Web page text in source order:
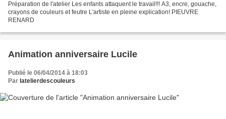
Préparation de l'atelier Les enfants attaquent le travail!!! A3, encre, gouache,
crayons de couleurs et feutre L'artiste en pleine explication! PIEUVRE
RENARD
Animation anniversaire Lucile
Publié le 06/04/2014 à 18:03
Par latelierdescouleurs